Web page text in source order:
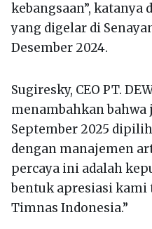
kebangsaan”,
yang digelar di
Desember 2024.
Sugiresky, CEO PT.
menambahkan bahwa
September 2025
dengan manajemen
percaya ini adalah
bentuk apresiasi
Timnas Indonesia.”